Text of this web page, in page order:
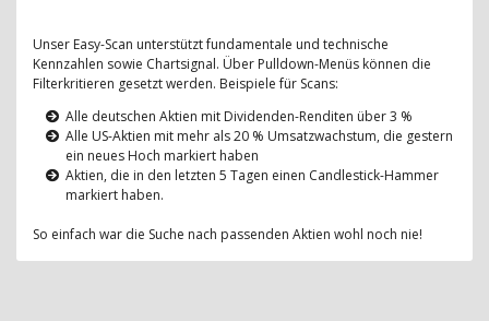
Unser Easy-Scan unterstützt fundamentale und technische
Kennzahlen sowie Chartsignal. Über Pulldown-Menüs können die
Filterkritieren gesetzt werden. Beispiele für Scans:
Alle deutschen Aktien mit Dividenden-Renditen über 3 %
Alle US-Aktien mit mehr als 20 % Umsatzwachstum, die gestern
ein neues Hoch markiert haben
Aktien, die in den letzten 5 Tagen einen Candlestick-Hammer
markiert haben.
So einfach war die Suche nach passenden Aktien wohl noch nie!